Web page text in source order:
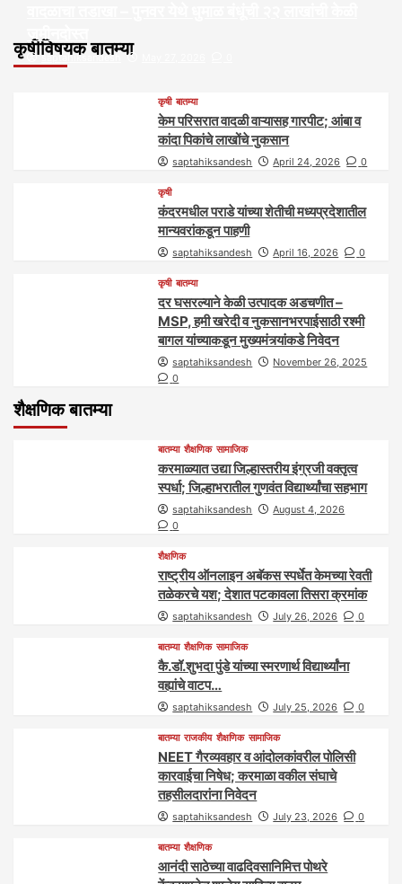
कृषीविषयक बातम्या
saptahiksandesh
कृषी बातम्या
केम परिसरात वादळी वाऱ्यासह गारपीट; आंबा व
कांदा पिकांचे लाखोंचे नुकसान
saptahiksandesh April 24, 2026 0
कृषी
कंदरमधील पराडे यांच्या शेतीची मध्यप्रदेशातील
मान्यवरांकडून पाहणी
saptahiksandesh April 16, 2026 0
कृषी बातम्या
दर घसरल्याने केळी उत्पादक अडचणीत –
MSP, हमी खरेदी व नुकसानभरपाईसाठी रश्मी
बागल यांच्याकडून मुख्यमंत्र्यांकडे निवेदन
saptahiksandesh
November 26, 2025
0
शैक्षणिक बातम्या
बातम्या शैक्षणिक सामाजिक
करमाळ्यात उद्या जिल्हास्तरीय इंग्रजी वक्तृत्व
स्पर्धा; जिल्हाभरातील गुणवंत विद्यार्थ्यांचा सहभाग
saptahiksandesh
August 4, 2026
0
शैक्षणिक
राष्ट्रीय ऑनलाइन अबॅकस स्पर्धेत केमच्या रेवती
तळेकरचे यश; देशात पटकावला तिसरा क्रमांक
saptahiksandesh July 26, 2026 0
बातम्या शैक्षणिक सामाजिक
कै.डॉ.शुभदा पुंडे यांच्या स्मरणार्थ विद्यार्थ्यांना
वह्यांचे वाटप…
saptahiksandesh July 25, 2026 0
बातम्या राजकीय शैक्षणिक सामाजिक
NEET गैरव्यवहार व आंदोलकांवरील पोलिसी
कारवाईचा निषेध; करमाळा वकील संघाचे
तहसीलदारांना निवेदन
saptahiksandesh July 23, 2026 0
बातम्या शैक्षणिक
आनंदी साठेच्या वाढदिवसानिमित्त पोथरे